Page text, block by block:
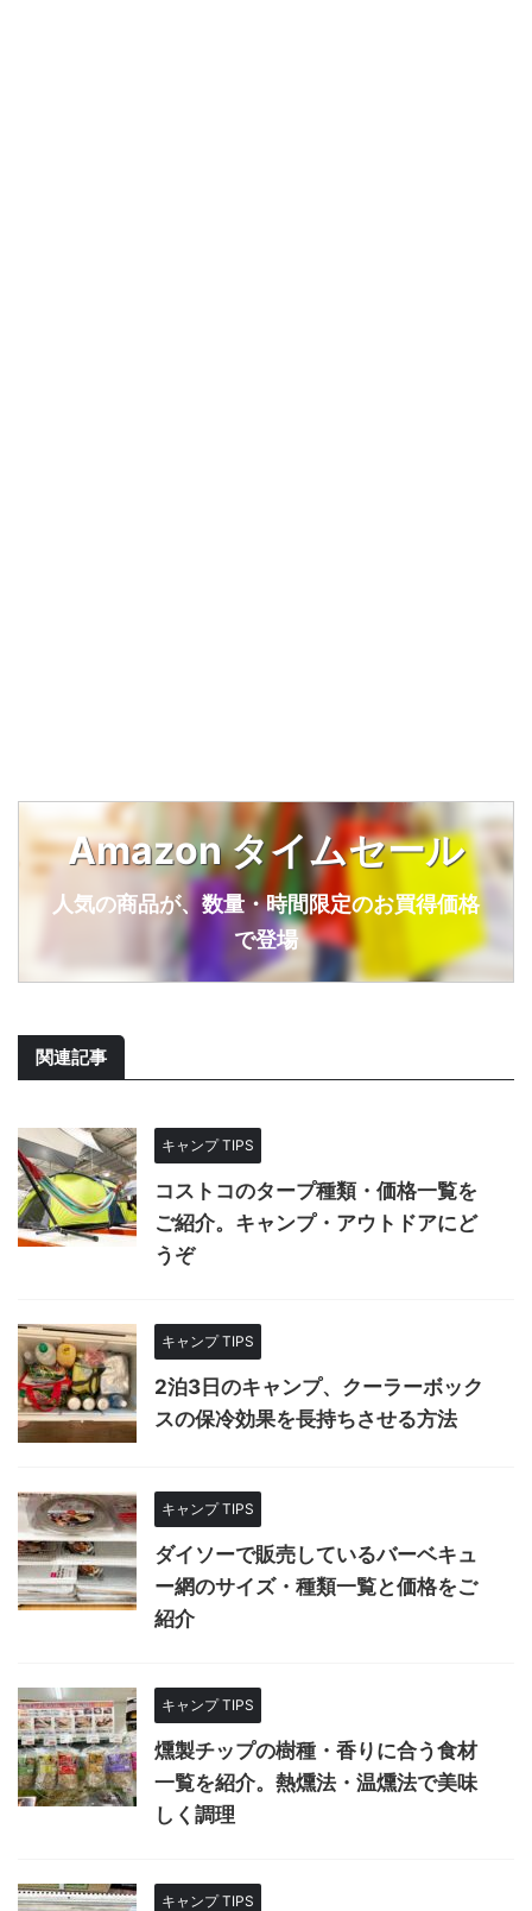
Amazon タイムセール
人気の商品が、数量・時間限定のお買得価格
で登場
関連記事
キャンプ TIPS
コストコのタープ種類・価格一覧を
ご紹介。キャンプ・アウトドアにど
うぞ
キャンプ TIPS
2泊3日のキャンプ、クーラーボック
スの保冷効果を長持ちさせる方法
キャンプ TIPS
ダイソーで販売しているバーベキュ
ー網のサイズ・種類一覧と価格をご
紹介
キャンプ TIPS
燻製チップの樹種・香りに合う食材
一覧を紹介。熱燻法・温燻法で美味
しく調理
キャンプ TIPS